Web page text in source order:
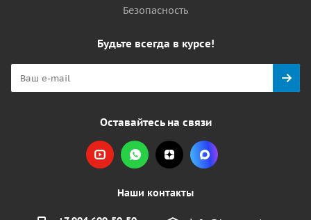
Безопасность
Будьте всегда в курсе!
Оставайтесь на связи
Наши контакты